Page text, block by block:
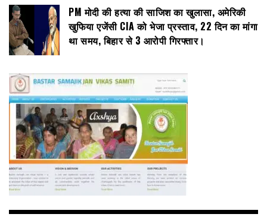
PM मोदी की हत्या की साजिश का खुलासा, अमेरिकी
खुफिया एजेंसी CIA को भेजा प्रस्ताव, 22 दिन का मांगा
था समय, बिहार से 3 आरोपी गिरफ्तार।